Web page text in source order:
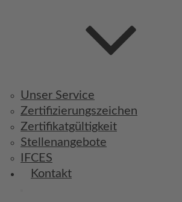
Unser Service
Zertifizierungszeichen
Zertifikatgültigkeit
Stellenangebote
IFCES
Kontakt